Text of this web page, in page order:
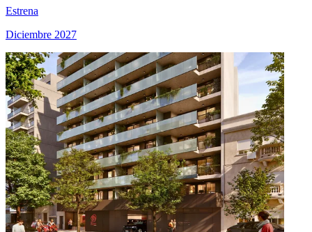
Estrena
Diciembre 2027